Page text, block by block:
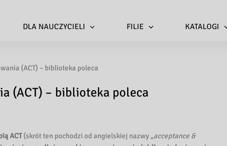
DLA NAUCZYCIELI FILIE KATALOGI
(ACT) – biblioteka poleca
(ACT) – biblioteka poleca
ACT(skrót ten pochodzi od angielskiej nazwy „acceptance &